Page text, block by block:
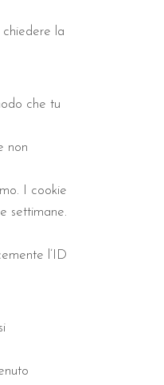
la
che tu
non
I cookie
settimane.
l’ID